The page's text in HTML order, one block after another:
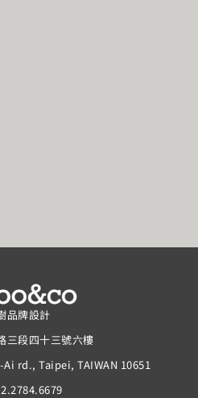
品牌設計
三段四十三號六樓
rd., Taipei, TAIWAN 10651